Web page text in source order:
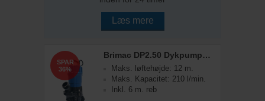
Læs mere
Brimac DP2.50 Dykpumpe, Basis
Maks. løftehøjde: 12 m.
Maks. Kapacitet: 210 l/min.
Inkl. 6 m. reb
SPAR
36%